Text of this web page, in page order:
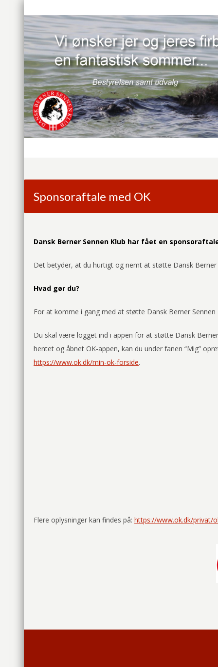
Sponsoraftale med OK
Dansk Berner Sennen Klub har fået en
Det betyder, at du hurtigt og nemt at støtte Dansk Berner
Hvad gør du?
For at komme i gang med at støtte Dansk Berner
Du skal være logget ind i appen for at støtte Dansk
hentet og åbnet OK-appen, kan du under fanen “Mig”
https://www.ok.dk/min-ok-forside.
Flere oplysninger kan findes på: https://www.ok.dk/privat/